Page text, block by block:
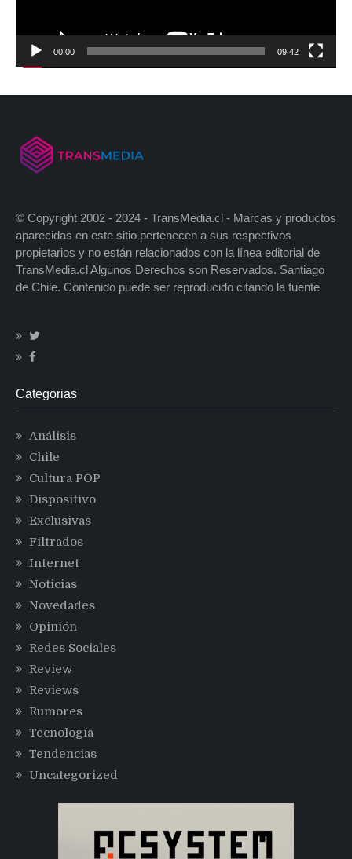
00:00 09:42
© Copyright 2002 - 2024 - TransMedia.cl - Marcas y productos
aparecidas en este sitio pertenecen a sus respectivos
propietarios y no están relacionados con la línea editorial de
TransMedia.cl Algunos Derechos son Reservados. Santiago
de Chile. Contenido puede ser reproducido citando la fuente
Categorias
Análisis
Chile
Cultura POP
Dispositivo
Exclusivas
Filtrados
Internet
Noticias
Novedades
Opinión
Redes Sociales
Review
Reviews
Rumores
Tecnología
Tendencias
Uncategorized